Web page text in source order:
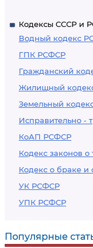
Кодексы СССР и
Водный кодекс
ГПК РСФСР
Гражданский
Жилищный
Земельный
Исправительно -
КоАП РСФСР
Кодекс законов о
Кодекс о браке
УК РСФСР
УПК РСФСР
Популярные